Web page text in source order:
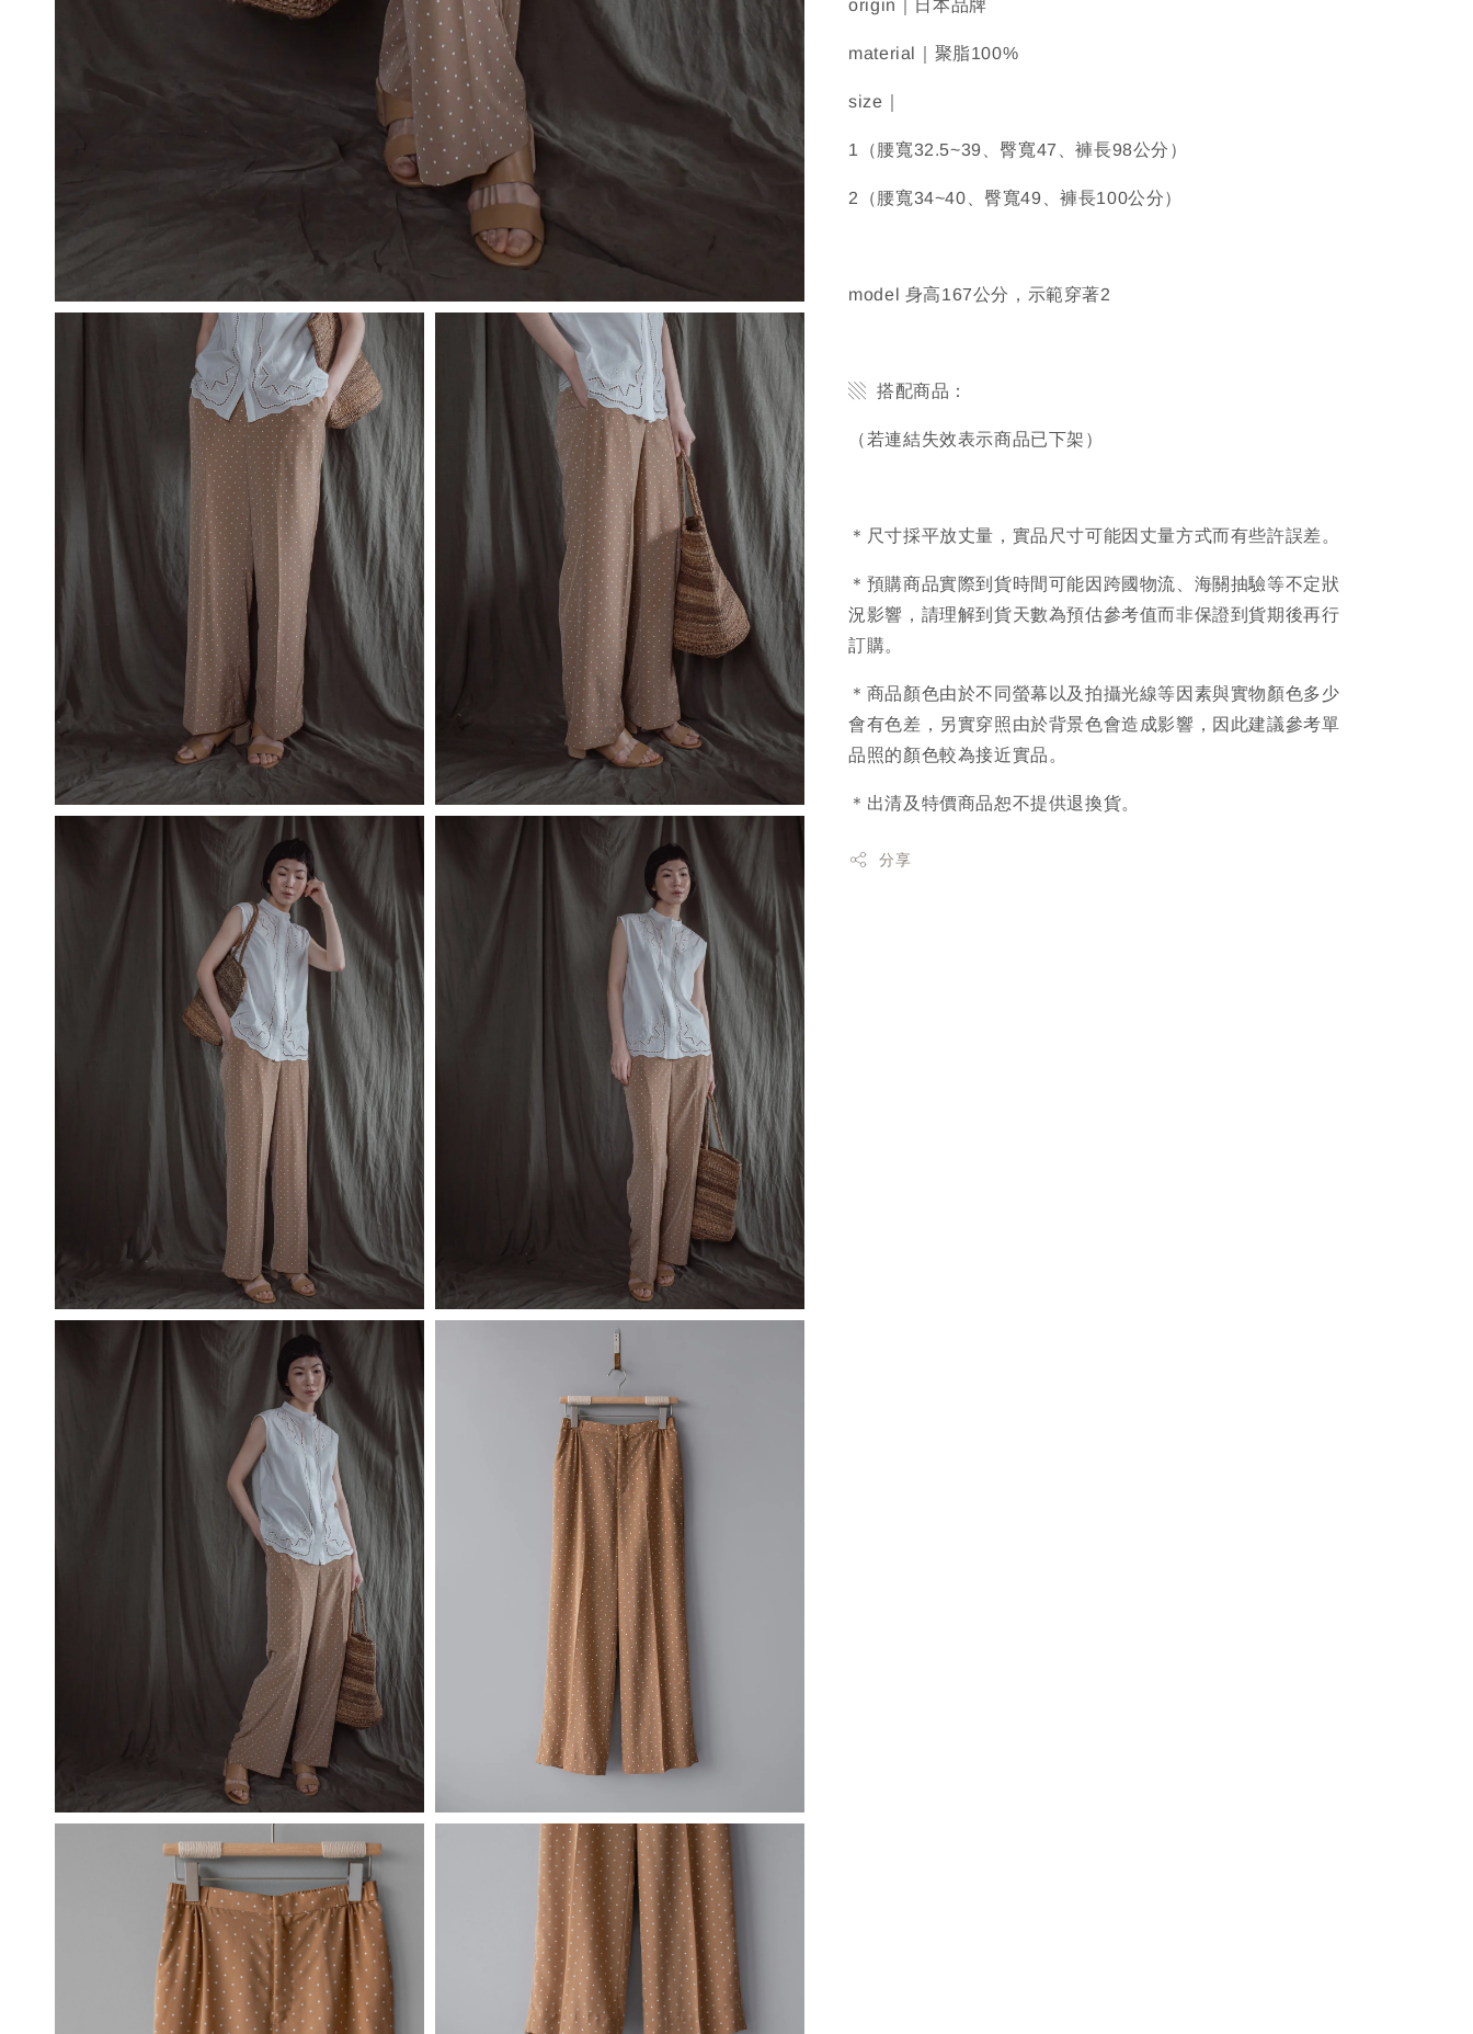
origin｜日本品牌
material｜聚脂100%
size｜
1（腰寬32.5~39、臀寬47、褲長98公分）
2（腰寬34~40、臀寬49、褲長100公分）
model 身高167公分，示範穿著2
▧ 搭配商品：
（若連結失效表示商品已下架）
＊尺寸採平放丈量，實品尺寸可能因丈量方式而有些許誤差。
＊預購商品實際到貨時間可能因跨國物流、海關抽驗等不定狀
況影響，請理解到貨天數為預估參考值而非保證到貨期後再行
訂購。
＊商品顏色由於不同螢幕以及拍攝光線等因素與實物顏色多少
會有色差，另實穿照由於背景色會造成影響，因此建議參考單
品照的顏色較為接近實品。
＊出清及特價商品恕不提供退換貨。
分享